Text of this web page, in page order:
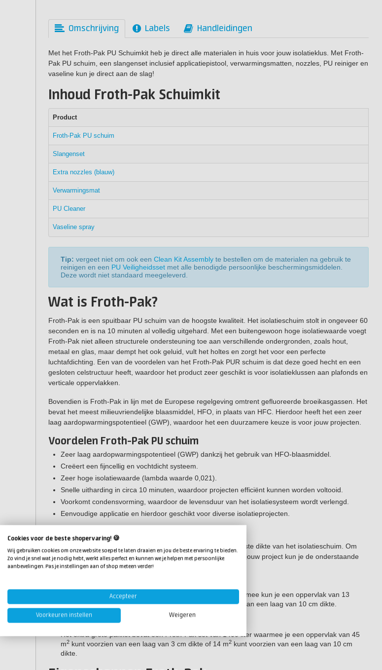
Omschrijving Labels Handleidingen
Met het Froth-Pak PU Schuimkit heb je direct alle materialen in huis voor jouw isolatieklus. Met Froth-
Pak PU schuim, een slangenset inclusief applicatiepistool, verwarmingsmatten, nozzles, PU reiniger en
vaseline kun je direct aan de slag!
Inhoud Froth-Pak Schuimkit
Product
Froth-Pak PU schuim
Slangenset
Extra nozzles (blauw)
Verwarmingsmat
PU Cleaner
Vaseline spray
Tip: vergeet niet om ook een Clean Kit Assembly te bestellen om de materialen na gebruik te
reinigen en een PU Veiligheidsset met alle benodigde persoonlijke beschermingsmiddelen.
Deze wordt niet standaard meegeleverd.
Wat is Froth-Pak?
Froth-Pak is een spuitbaar PU schuim van de hoogste kwaliteit. Het isolatieschuim stolt in ongeveer 60
seconden en is na 10 minuten al volledig uitgehard. Met een buitengewoon hoge isolatiewaarde voegt
Froth-Pak niet alleen structurele ondersteuning toe aan verschillende ondergronden, zoals hout,
metaal en glas, maar dempt het ook geluid, vult het holtes en zorgt het voor een perfecte
luchtafdichting. Een van de voordelen van het Froth-Pak PUR schuim is dat deze goed hecht en een
gesloten celstructuur heeft, waardoor het product zeer geschikt is voor isolatieklussen aan plafonds en
verticale oppervlakken.
Bovendien is Froth-Pak in lijn met de Europese regelgeving omtrent gefluoreerde broeikasgassen. Het
bevat het meest milieuvriendelijke blaasmiddel, HFO, in plaats van HFC. Hierdoor heeft het een zeer
laag aardopwarmingspotentieel (GWP), waardoor het een duurzamere keuze is voor jouw projecten.
Voordelen Froth-Pak PU schuim
Zeer laag aardopwarmingspotentieel (GWP) dankzij het gebruik van HFO-blaasmiddel.
Creëert een fijncellig en vochtdicht systeem.
Zeer hoge isolatiewaarde (lambda waarde 0,021).
Snelle uitharding in circa 10 minuten, waardoor projecten efficiënt kunnen worden voltooid.
Voorkomt condensvorming, waardoor de levensduur van het isolatiesysteem wordt verlengd.
Eenvoudige applicatie en hierdoor geschikt voor diverse isolatieprojecten.
Hoeveel Froth-Pak heb ik nodig?
Bepaal het gewenste oppervlak dat je wil isoleren en de gewenste dikte van het isolatieschuim. Om
vervolgens te berekenen hoeveel Froth-Pak je nodig hebt voor jouw project kun je de onderstaande
gegevens gebruiken.
Het grote pakket bevat een Froth-Pak set van 400 liter, hiermee kun je een oppervlak van 13
m voorzien van een laag van 3 cm dikte of 4 m voorzien van een laag van 10 cm dikte.
1400 Liter
Het extra grote pakket bevat een Froth-Pak set van 1400 liter waarmee je een oppervlak van 45
m2 kunt voorzien van een laag van 3 cm dikte of 14 m2 kunt voorzien van een laag van 10 cm
dikte.
Cookies voor de beste shopervaring! 🍪
Wij gebruiken cookies om onze website soepel te laten draaien en jou de beste ervaring te bieden.
Zo vind je snel wat je nodig hebt, werkt alles perfect en kunnen we je helpen met persoonlijke
aanbevelingen. Pas je instellingen aan of shop meteen verder!
Accepteer
Voorkeuren instellen Weigeren